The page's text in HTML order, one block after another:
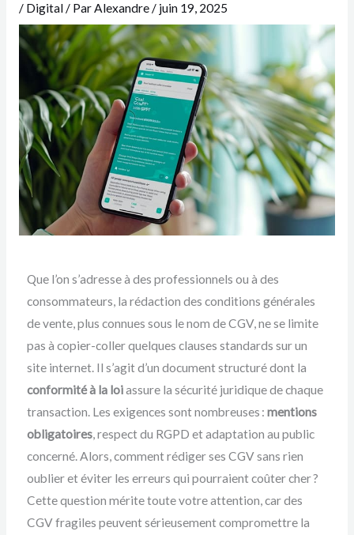
/ Digital/ ParAlexandre/ juin 19, 2025
Que l’on s’adresse à des professionnels ou à des
consommateurs, la rédaction des conditions générales
de vente, plus connues sous le nom de CGV, ne se limite
pas à copier-coller quelques clauses standards sur un
site internet. Il s’agit d’un document structuré dont la
conformité à la loiassure la sécurité juridique de chaque
transaction. Les exigences sont nombreuses : mentions
obligatoires, respect du RGPD et adaptation au public
concerné. Alors, comment rédiger ses CGV sans rien
oublier et éviter les erreurs qui pourraient coûter cher ?
Cette question mérite toute votre attention, car des
CGV fragiles peuvent sérieusement compromettre la